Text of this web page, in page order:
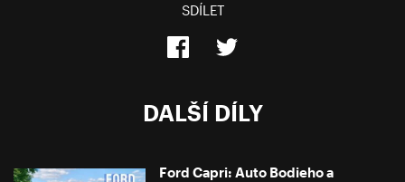
SDÍLET
DALŠÍ DÍLY
Ford Capri: Auto Bodieho a